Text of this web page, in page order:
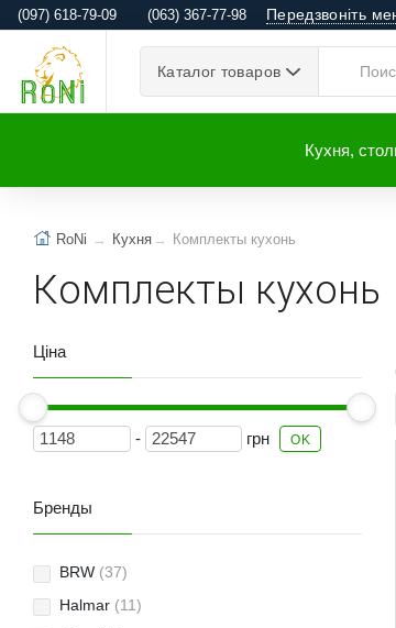
(097) 618-79-09 (063) 367-77-98 Передзвоніть
Каталог товаров
Кухня,
RoNi Кухня Комплекты кухонь
Комплекты кухонь
Ціна
- грн OK
Бренды
BRW (37)
Halmar (11)